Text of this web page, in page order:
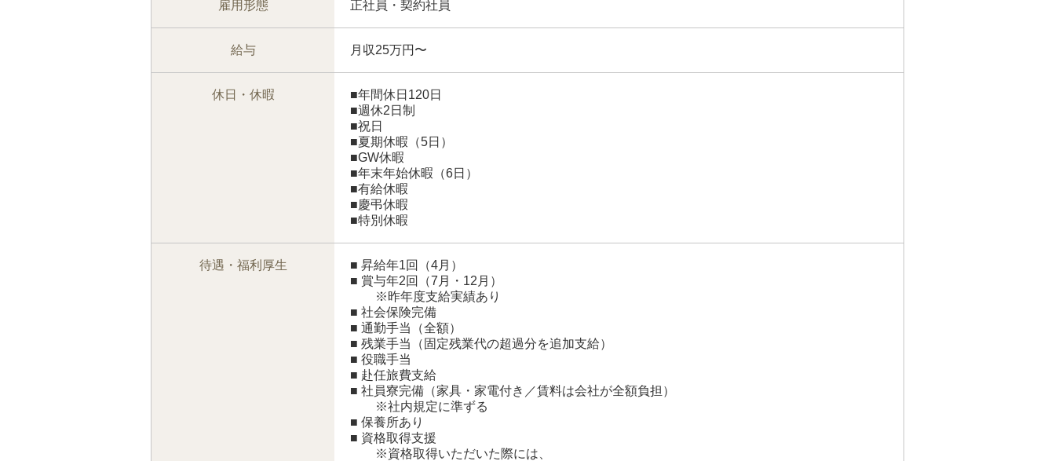
雇用形態 正社員・契約社員
給与 月収25万円〜
休日・休暇
■年間休日120日
■週休2日制
■祝日
■夏期休暇（5日）
■GW休暇
■年末年始休暇（6日）
■有給休暇
■慶弔休暇
■特別休暇
待遇・福利厚生
■ 昇給年1回（4月）
■ 賞与年2回（7月・12月）
※昨年度支給実績あり
■ 社会保険完備
■ 通勤手当（全額）
■ 残業手当（固定残業代の超過分を追加支給）
■ 役職手当
■ 赴任旅費支給
■ 社員寮完備（家具・家電付き／賃料は会社が全額負担）
※社内規定に準ずる
■ 保養所あり
■ 資格取得支援
※資格取得いただいた際には、